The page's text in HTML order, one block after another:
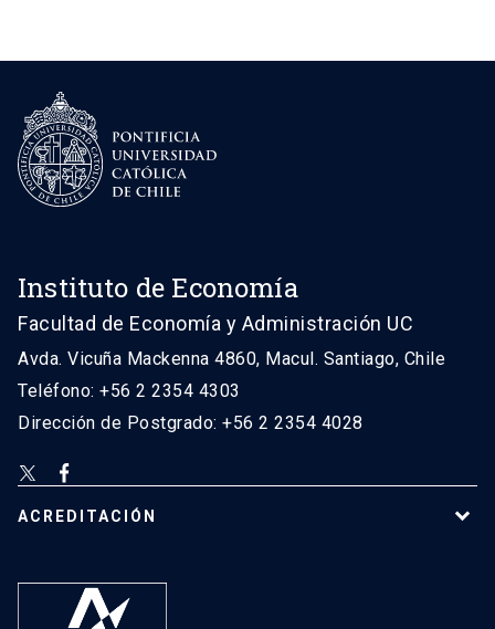
Instituto de Economía
Facultad de Economía y Administración UC
Avda. Vicuña Mackenna 4860, Macul. Santiago, Chile
Teléfono: +56 2 2354 4303
Dirección de Postgrado: +56 2 2354 4028
ACREDITACIÓN